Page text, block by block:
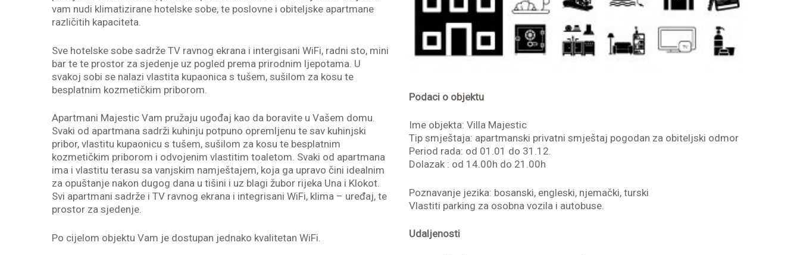
vam nudi klimatizirane hotelske sobe, te poslovne i obiteljske apartmane
različitih kapaciteta.
Sve hotelske sobe sadrže TV ravnog ekrana i intergisani WiFi, radni sto, mini
bar te te prostor za sjedenje uz pogled prema prirodnim ljepotama. U
svakoj sobi se nalazi vlastita kupaonica s tušem, sušilom za kosu te
besplatnim kozmetičkim priborom.
Apartmani Majestic Vam pružaju ugođaj kao da boravite u Vašem domu.
Svaki od apartmana sadrži kuhinju potpuno opremljenu te sav kuhinjski
pribor, vlastitu kupaonicu s tušem, sušilom za kosu te besplatnim
kozmetičkim priborom i odvojenim vlastitim toaletom. Svaki od apartmana
ima i vlastitu terasu sa vanjskim namještajem, koja ga upravo čini idealnim
za opuštanje nakon dugog dana u tišini i uz blagi žubor rijeka Una i Klokot.
Svi apartmani sadrže i TV ravnog ekrana i integrisani WiFi, klima – uređaj, te
prostor za sjedenje.
Po cijelom objektu Vam je dostupan jednako kvalitetan WiFi.
Podaci o objektu
Ime objekta: Villa Majestic
Tip smještaja: apartmanski privatni smještaj pogodan za obiteljski odmor
Period rada: od 01.01 do 31.12.
Dolazak : od 14.00h do 21.00h
Poznavanje jezika: bosanski, engleski, njemački, turski
Vlastiti parking za osobna vozila i autobuse.
Udaljenosti